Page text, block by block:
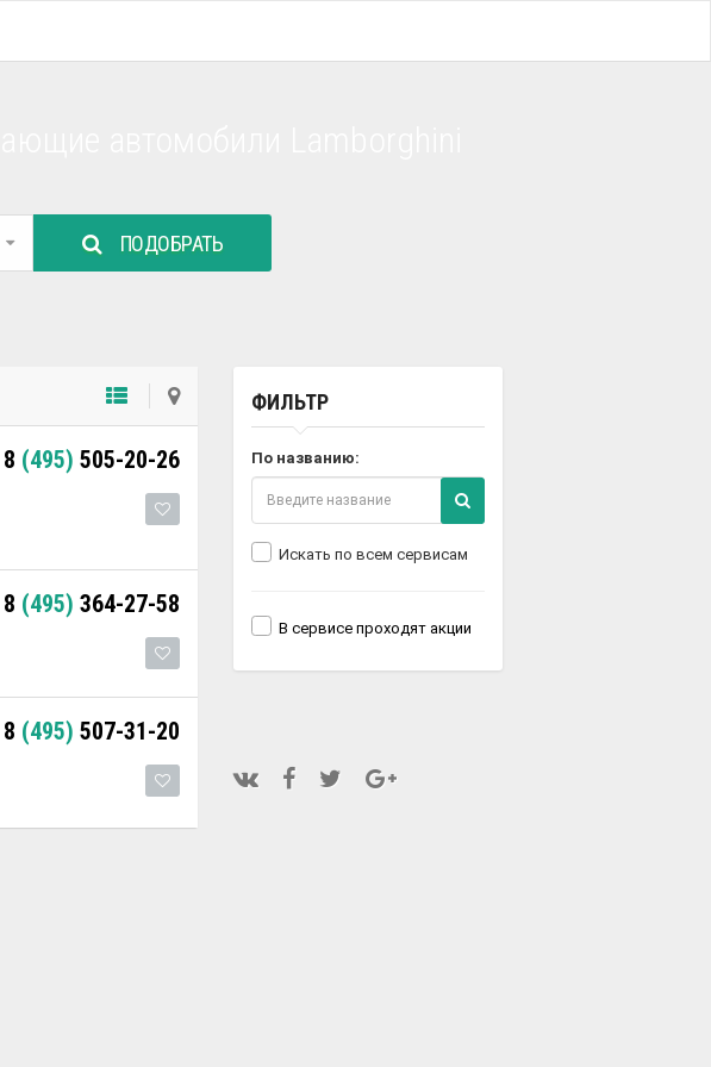
ПОДОБРАТЬ
8 (495) 505-20-26
8 (495) 364-27-58
8 (495) 507-31-20
ФИЛЬТР
По названию:
Искать по всем сервисам
В сервисе проходят акции